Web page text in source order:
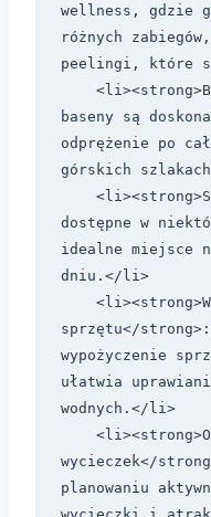
wellness, gdzie
różnych
peelingi, które
baseny są
odprężenie po
górskich
dostępne w
idealne miejsce
dniu.</li>
sprzętu</
wypożyczenie
ułatwia
wodnych.</li>
wycieczek</
planowaniu